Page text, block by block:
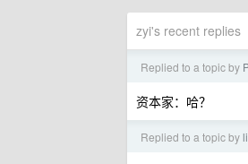
zyi's recent replies
Replied to a topic by
资本家：哈？
Replied to a topic by